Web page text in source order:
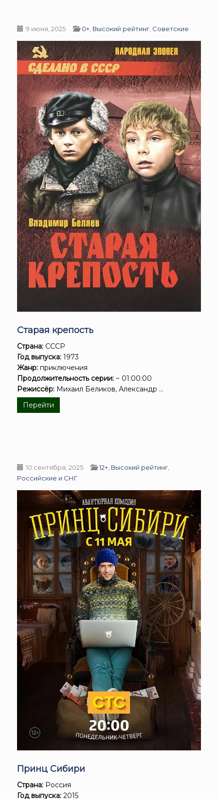
9 июня, 2025 0+ Высокий рейтинг Советские
Старая крепость
Страна: СССР
Год выпуска: 1973
Жанр: приключения
Продолжительность серии: ~ 01:00:00
Режиссёр: Михаил Беликов, Александр ...
Перейти
10 сентября, 2025 12+ Высокий рейтинг
Российские и СНГ
Принц Сибири
Страна: Россия
Год выпуска: 2015